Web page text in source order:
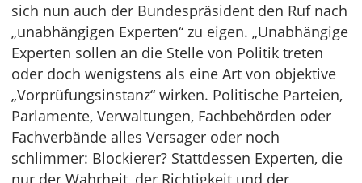
sich nun auch der Bundespräsident den Ruf nach
„unabhängigen Experten“ zu eigen. „Unabhängige
Experten sollen an die Stelle von Politik treten
oder doch wenigstens als eine Art von objektive
„Vorprüfungsinstanz“ wirken. Politische Parteien,
Parlamente, Verwaltungen, Fachbehörden oder
Fachverbände alles Versager oder noch
schlimmer: Blockierer? Stattdessen Experten, die
nur der Wahrheit, der Richtigkeit und der